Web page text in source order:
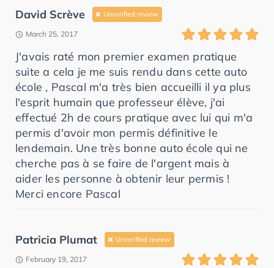
David Scrève Unverified review
March 25, 2017
J'avais raté mon premier examen pratique
suite a cela je me suis rendu dans cette auto
école , Pascal m'a très bien accueilli il ya plus
l'esprit humain que professeur élève, j'ai
effectué 2h de cours pratique avec lui qui m'a
permis d'avoir mon permis définitive le
lendemain. Une très bonne auto école qui ne
cherche pas à se faire de l'argent mais à
aider les personne à obtenir leur permis !
Merci encore Pascal
Patricia Plumat Unverified review
February 19, 2017